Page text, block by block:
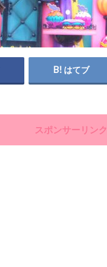
はてブ
スポンサーリンク